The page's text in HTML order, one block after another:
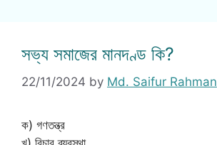
সভ্য সমাজের মানদণ্ড কি?
22/11/2024 by Md. Saifur Rahman
ক) গণতন্ত্র